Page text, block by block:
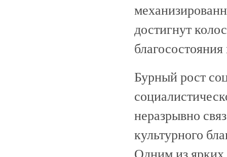
достигнут
Бурный рост
неразрывно
культурного
Одним из ярких